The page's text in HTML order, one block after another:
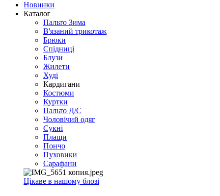
Новинки
Каталог
Пальто Зима
В'язаний трикотаж
Брюки
Спідниці
Блузи
Жилети
Худі
Кардигани
Костюми
Куртки
Пальто Д/С
Чоловічий одяг
Сукні
Плащи
Пончо
Пуховики
Сарафани
Цікаве в нашому блозі
XLSX